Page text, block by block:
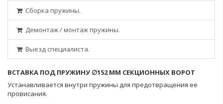
Сборка пружины.
Демонтаж / монтаж пружины.
Выезд специалиста.
ВСТАВКА ПОД ПРУЖИНУ ∅152 ММ СЕКЦИОННЫХ ВОРОТ
Устанавливается внутри пружины для предотвращения ее
провисания.